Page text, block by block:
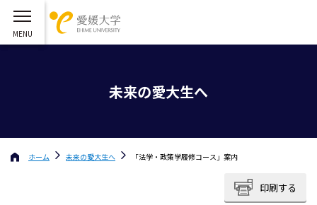
未来の愛大生へ
ホーム 未来の愛大生へ 「法学・政策学履修コース」案内
印刷する